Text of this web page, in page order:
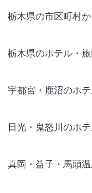
栃木県の市区町村
栃木県のホテル・
宇都宮・鹿沼のホ
日光・鬼怒川のホ
真岡・益子・馬頭